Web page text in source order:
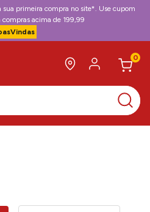
sua primeira compra no site*. Use cupom
compras acima de 199,99
0